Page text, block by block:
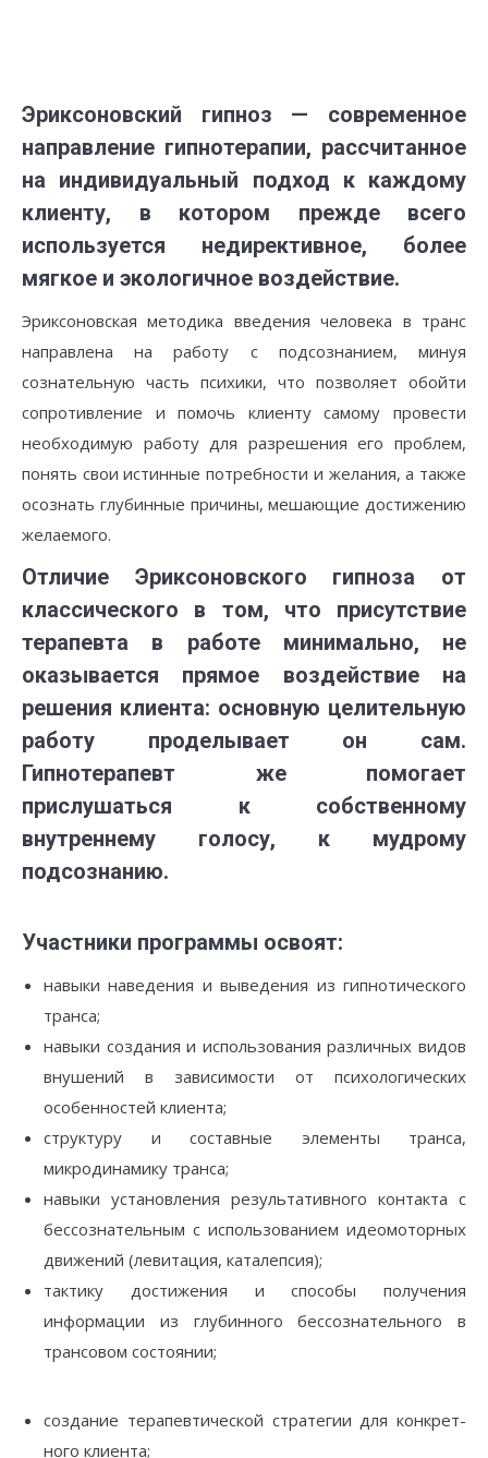
Эриксоновский гипноз — современное
направление гипнотерапии, рассчитанное
на индивидуальный подход к каждому
клиенту, в котором прежде всего
используется недирективное, более
мягкое и экологичное воздействие.
Эриксоновская методика введения человека в транс
направлена на работу с подсознанием, минуя
сознательную часть психики, что позволяет обойти
сопротивление и помочь клиенту самому провести
необходимую работу для разрешения его проблем,
понять свои истинные потребности и желания, а также
осознать глубинные причины, мешающие достижению
желаемого.
Отличие Эриксоновского гипноза от
классического в том, что присутствие
терапевта в работе минимально, не
оказывается прямое воздействие на
решения клиента: основную целительную
работу проделывает он сам.
Гипнотерапевт же помогает
прислушаться к собственному
внутреннему голосу, к мудрому
подсознанию.
Участники программы освоят:
навыки наведения и выведения из гипнотического
транса;
навыки создания и использования различных видов
внушений в зависимости от психологических
особенностей клиента;
структуру и составные элементы транса,
микродинамику транса;
навыки установления результативного контакта с
бессознательным с использованием идеомоторных
движений (левитация, каталепсия);
тактику достижения и способы получения
информации из глубинного бессознательного в
трансовом состоянии;
создание терапевтической стратегии для конкрет­
ного клиента;